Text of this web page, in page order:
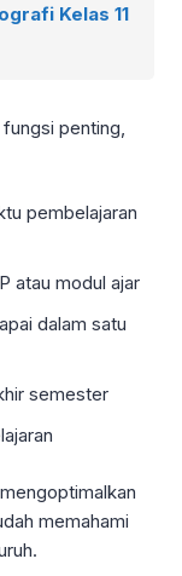
Kelas 11
penting,
pembelajaran
atau modul ajar
dalam satu
semester
memahami